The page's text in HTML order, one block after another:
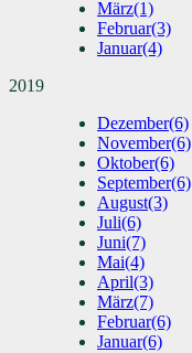
März(1)
Februar(3)
Januar(4)
2019
Dezember(6)
November(6)
Oktober(6)
September(6)
August(3)
Juli(6)
Juni(7)
Mai(4)
April(3)
März(7)
Februar(6)
Januar(6)